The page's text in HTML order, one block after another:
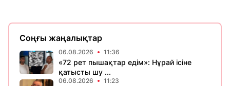
Соңғы жаңалықтар
06.08.2026 11:36
«72 рет пышақтар едім»: Нұрай ісіне
қатысты шу ...
06.08.2026 11:23